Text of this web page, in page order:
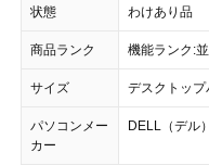
状態 わけあり品
商品ランク 機能ランク:
サイズ デスクトッ
パソコンメー
カー
DELL（デル）